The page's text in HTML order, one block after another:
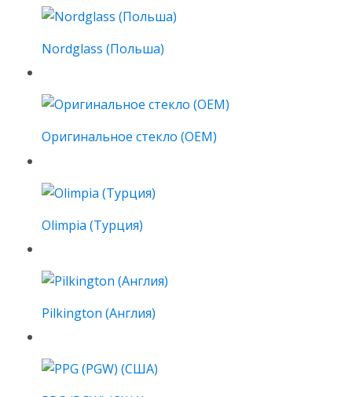
Nordglass (Польша)
Оригинальное стекло (OEM)
Olimpia (Турция)
Pilkington (Англия)